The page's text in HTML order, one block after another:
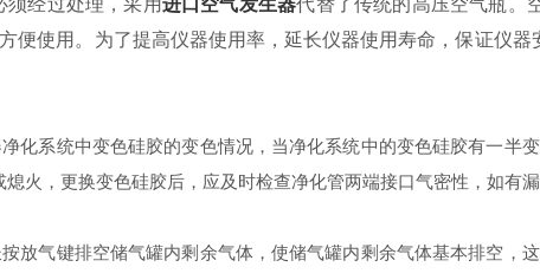
经过处理，采用进口空气发生器代替了传统的高压空气瓶。
便使用。为了提高仪器使用率，延长仪器使用寿命，保证仪
系统中变色硅胶的变色情况，当净化系统中的变色硅胶有一半
火，更换变色硅胶后，应及时检查净化管两端接口气密性，如有
气键排空储气罐内剩余气体，使储气罐内剩余气体基本排空，